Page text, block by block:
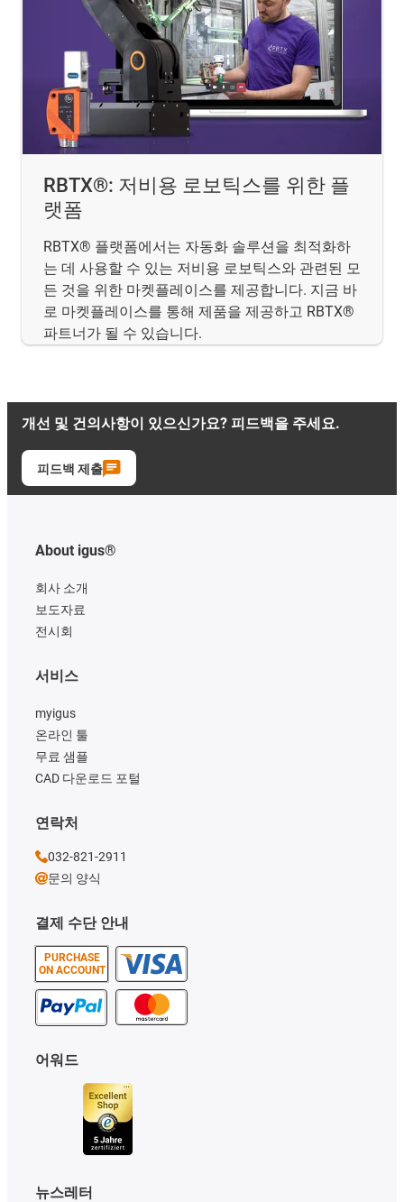
RBTX®: 저비용 로보틱스를 위한 플
랫폼
RBTX® 플랫폼에서는 자동화 솔루션을 최적화하
는 데 사용할 수 있는 저비용 로보틱스와 관련된 모
든 것을 위한 마켓플레이스를 제공합니다. 지금 바
로 마켓플레이스를 통해 제품을 제공하고 RBTX®
파트너가 될 수 있습니다.
개선 및 건의사항이 있으신가요? 피드백을 주세요.
피드백 제출
About igus®
회사 소개
보도자료
전시회
결제 수단 안내
PURCHASE
ON ACCOUNT
서비스
myigus
온라인 툴
무료 샘플
CAD 다운로드 포털
어워드
뉴스레터
연락처
032-821-2911
문의 양식